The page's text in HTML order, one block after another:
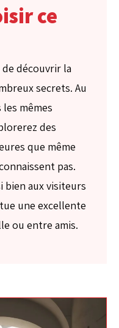
ce
découvrir la
secrets. Au
mêmes
des
que même
pas.
bien aux visiteurs
une excellente
ou entre amis.